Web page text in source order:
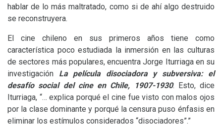
hablar de lo más maltratado, como si de ahí algo destruido
se reconstruyera.
El cine chileno en sus primeros años tiene como
característica poco estudiada la inmersión en las culturas
de sectores más populares, encuentra Jorge Iturriaga en su
investigación La película disociadora y subversiva: el
desafío social del cine en Chile, 1907-1930. Esto, dice
Iturriaga, “… explica porqué el cine fue visto con malos ojos
por la clase dominante y porqué la censura puso énfasis en
eliminar los estímulos considerados “disociadores”.”